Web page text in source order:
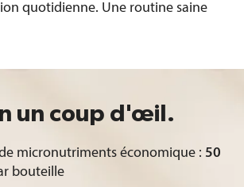
quotidienne. Une routine saine
un coup d'œil.
micronutriments économique : 50
bouteille